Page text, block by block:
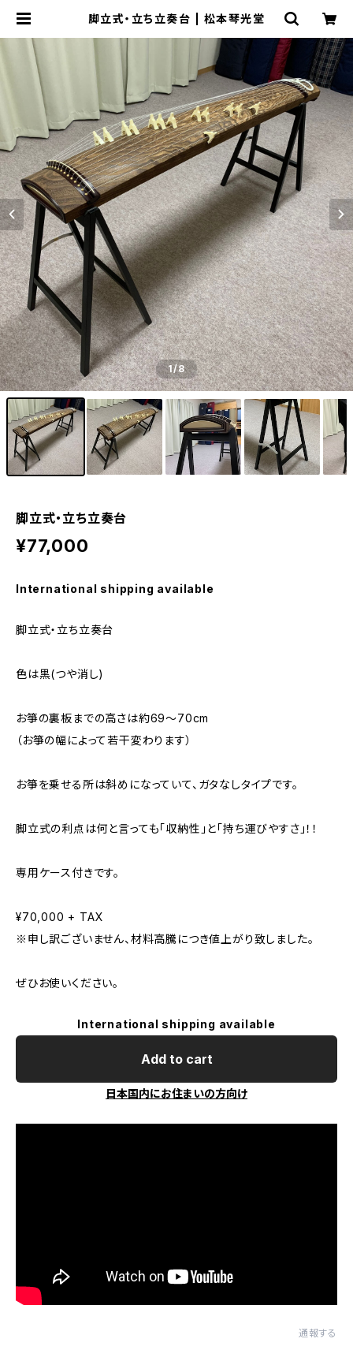
脚立式・立ち立奏台 | 松本琴光堂
1/8
脚立式・立ち立奏台
¥77,000
International shipping available
脚立式・立ち立奏台
色は黒(つや消し)
お箏の裏板までの高さは約69～70cm
（お箏の幅によって若干変わります）
お箏を乗せる所は斜めになっていて、ガタなしタイプです。
脚立式の利点は何と言っても「収納性」と「持ち運びやすさ」！！
専用ケース付きです。
¥70,000 + TAX
※申し訳ございません、材料高騰につき値上がり致しました。
ぜひお使いください。
International shipping available
Add to cart
日本国内にお住まいの方向け
通報する